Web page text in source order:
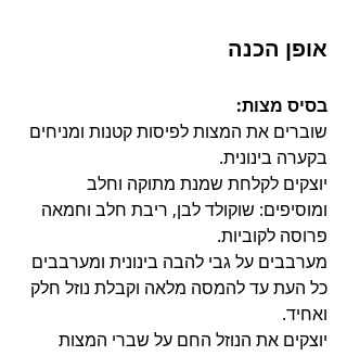
אופן הכנה
בסיס מצות:
שוברים את המצות לפיסות קטנות ומניחים
בקערה בינונית.
יוצקים לקלחת שמנת מתוקה וחלב
ומוסיפים: שוקולד לבן, ריבת חלב וחמאה
פרוסה לקוביות.
מערבבים על גבי להבה בינונית ומערבבים
כל העת עד להמסה מלאה וקבלת נוזל חלק
ואחיד.
יוצקים את הנוזל החם על שברי המצות